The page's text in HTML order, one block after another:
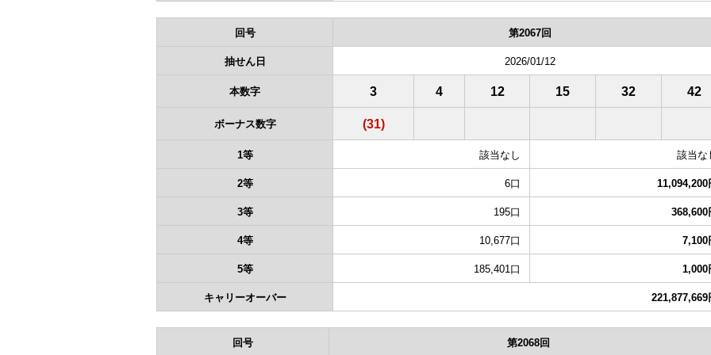
回号 第2067回
抽せん日 2026/01/12
本数字 3 4 12 15 32 42
ボーナス数字 (31)
1等 該当なし 該当な
2等 6口 11,094,200
3等 195口 368,600
4等 10,677口 7,100
5等 185,401口 1,000
キャリーオーバー 221,877,669
回号 第2068回